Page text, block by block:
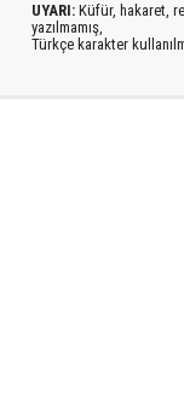
UYARI: Küfür, hakaret,
yazılmamış,
Türkçe karakter